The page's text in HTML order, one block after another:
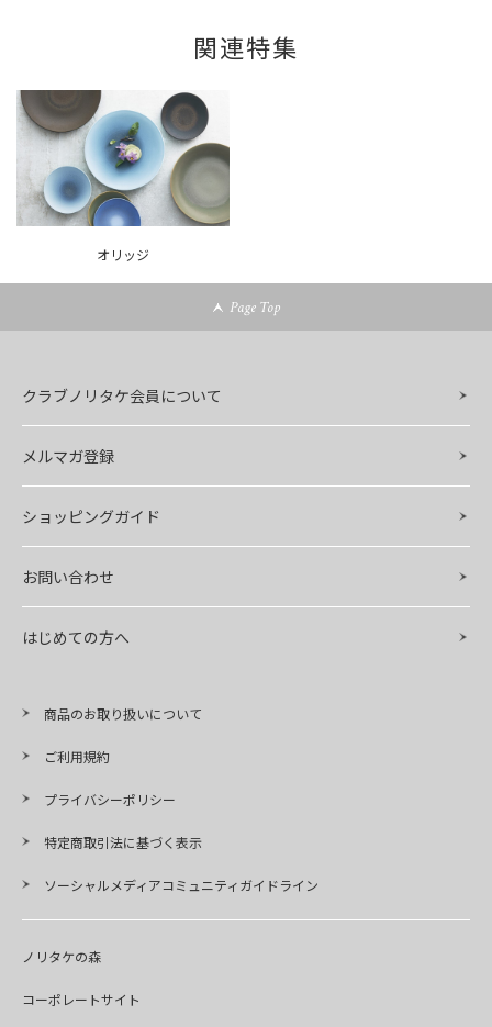
関連特集
オリッジ
Page Top
クラブノリタケ会員について
メルマガ登録
ショッピングガイド
お問い合わせ
はじめての方へ
商品のお取り扱いについて
ご利用規約
プライバシーポリシー
特定商取引法に基づく表示
ソーシャルメディアコミュニティガイドライン
ノリタケの森
コーポレートサイト